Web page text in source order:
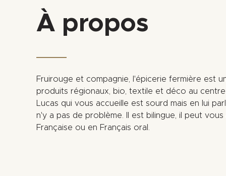
À propos
Fruirouge et compagnie, l'épicerie fermière est
produits régionaux, bio, textile et déco au
Lucas qui vous accueille est sourd mais en lui
n'y a pas de problème. Il est bilingue, il peut
Française ou en Français oral.